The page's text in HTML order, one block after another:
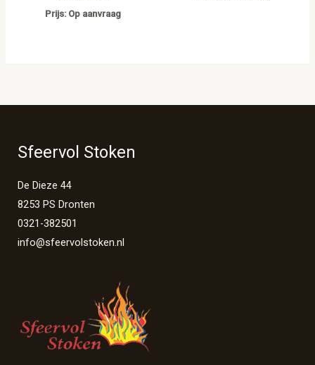
Prijs: Op aanvraag
Sfeervol Stoken
De Dieze 44
8253 PS Dronten
0321-382501
info@sfeervolstoken.nl